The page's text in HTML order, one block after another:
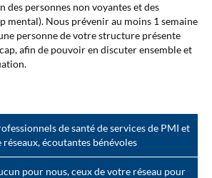
des personnes non voyantes et des
mental). Nous prévenir au moins 1 semaine
personne de votre structure présente
afin de pouvoir en discuter ensemble et
de santé de services de PMI et
réseaux, écoutantes bénévoles
pour nous, ceux de votre réseau pour